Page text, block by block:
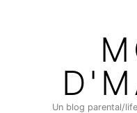
Un blog parental/